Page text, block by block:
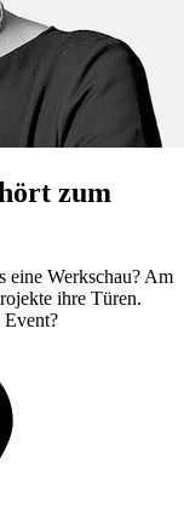
zum
eine Werkschau? Am
ihre Türen.
Event?